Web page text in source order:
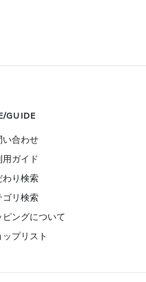
GUIDE
い合わせ
用ガイド
わり検索
ゴリ検索
ピングについて
ップリスト